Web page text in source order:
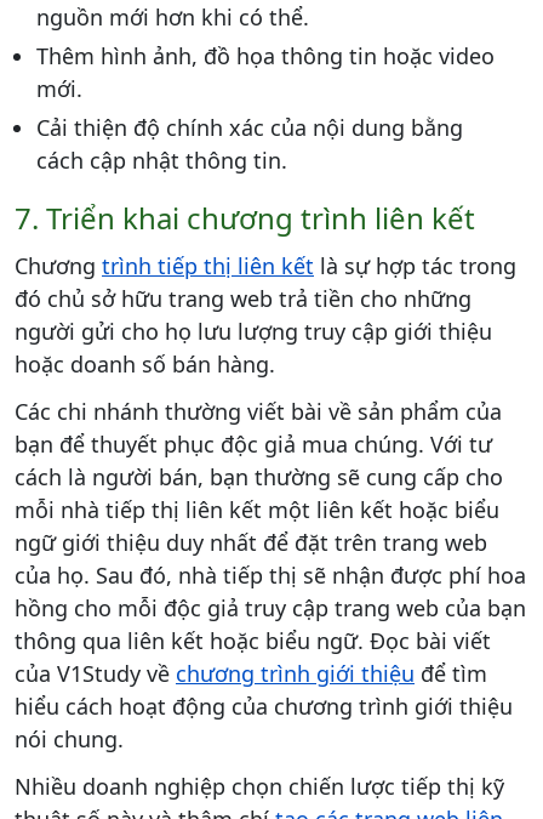
nguồn mới hơn khi có thể.
Thêm hình ảnh, đồ họa thông tin hoặc video
mới.
Cải thiện độ chính xác của nội dung bằng
cách cập nhật thông tin.
7. Triển khai chương trình liên kết
Chương trình tiếp thị liên kết là sự hợp tác trong
đó chủ sở hữu trang web trả tiền cho những
người gửi cho họ lưu lượng truy cập giới thiệu
hoặc doanh số bán hàng.
Các chi nhánh thường viết bài về sản phẩm của
bạn để thuyết phục độc giả mua chúng. Với tư
cách là người bán, bạn thường sẽ cung cấp cho
mỗi nhà tiếp thị liên kết một liên kết hoặc biểu
ngữ giới thiệu duy nhất để đặt trên trang web
của họ. Sau đó, nhà tiếp thị sẽ nhận được phí hoa
hồng cho mỗi độc giả truy cập trang web của bạn
thông qua liên kết hoặc biểu ngữ. Đọc bài viết
của V1Study về chương trình giới thiệu để tìm
hiểu cách hoạt động của chương trình giới thiệu
nói chung.
Nhiều doanh nghiệp chọn chiến lược tiếp thị kỹ